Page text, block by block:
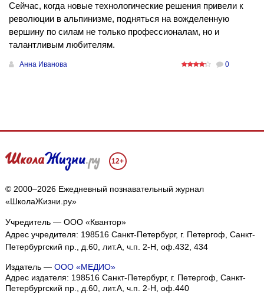
Сейчас, когда новые технологические решения привели к
революции в альпинизме, подняться на вожделенную
вершину по силам не только профессионалам, но и
талантливым любителям.
Анна Иванова 0
12+
© 2000–2026 Ежедневный познавательный журнал
«ШколаЖизни.ру»
Учредитель — ООО «Квантор»
Адрес учредителя: 198516 Санкт-Петербург, г. Петергоф, Санкт-
Петербургский пр., д.60, лит.А, ч.п. 2-Н, оф.432, 434
Издатель — ООО «МЕДИО»
Адрес издателя: 198516 Санкт-Петербург, г. Петергоф, Санкт-
Петербургский пр., д.60, лит.А, ч.п. 2-Н, оф.440